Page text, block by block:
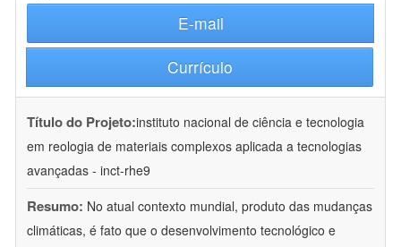
E-mail
Currículo
Título do Projeto:instituto nacional de ciência e tecnologia
em reologia de materiais complexos aplicada a tecnologias
avançadas - inct-rhe9
Resumo: No atual contexto mundial, produto das mudanças
climáticas, é fato que o desenvolvimento tecnológico e